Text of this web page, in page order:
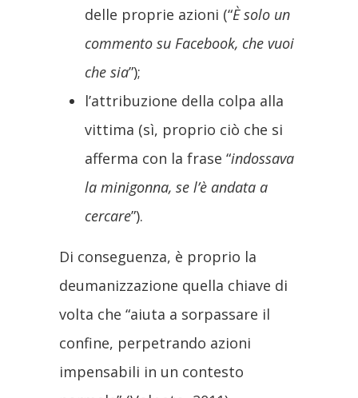
delle proprie azioni (“È solo un
commento su Facebook, che vuoi
che sia”);
l’attribuzione della colpa alla
vittima (sì, proprio ciò che si
afferma con la frase “indossava
la minigonna, se l’è andata a
cercare”).
Di conseguenza, è proprio la
deumanizzazione quella chiave di
volta che “aiuta a sorpassare il
confine, perpetrando azioni
impensabili in un contesto